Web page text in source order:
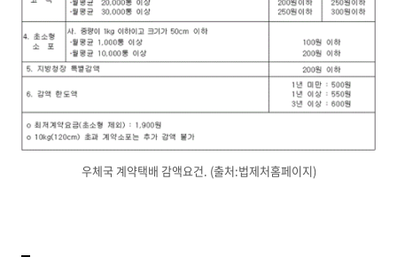
우체국 계약택배 감액요건. (출처:법제처홈페이지)